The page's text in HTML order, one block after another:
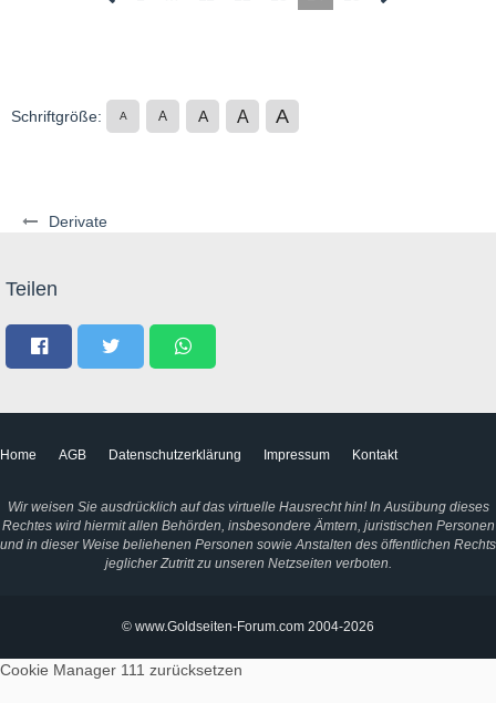
Derivate
Schriftgröße: A A A A A
Teilen
Home AGB Datenschutzerklärung Impressum Kontakt
Wir weisen Sie ausdrücklich auf das virtuelle Hausrecht hin! In Ausübung dieses
Rechtes wird hiermit allen Behörden, insbesondere Ämtern, juristischen Personen
und in dieser Weise beliehenen Personen sowie Anstalten des öffentlichen Rechts
jeglicher Zutritt zu unseren Netzseiten verboten.
© www.Goldseiten-Forum.com 2004-2026
Cookie Manager 111 zurücksetzen